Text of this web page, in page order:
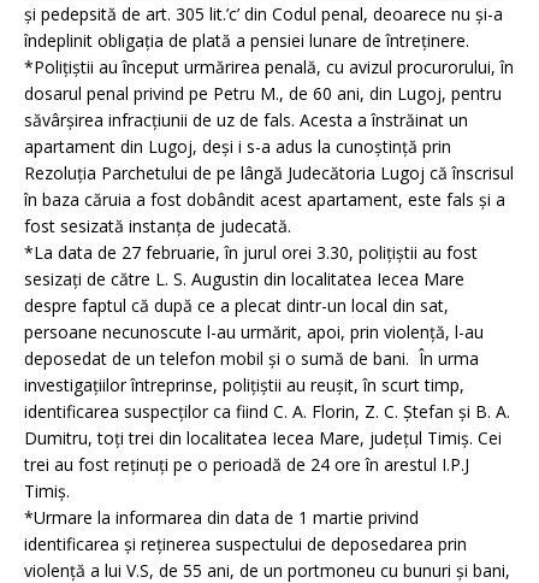
şi pedepsită de art. 305 lit.’c’ din Codul penal, deoarece nu şi-a
îndeplinit obligaţia de plată a pensiei lunare de întreţinere.
*Poliţiştii au început urmărirea penală, cu avizul procurorului, în
dosarul penal privind pe Petru M., de 60 ani, din Lugoj, pentru
săvârşirea infracţiunii de uz de fals. Acesta a înstrăinat un
apartament din Lugoj, deşi i s-a adus la cunoştinţă prin
Rezoluţia Parchetului de pe lângă Judecătoria Lugoj că înscrisul
în baza căruia a fost dobândit acest apartament, este fals şi a
fost sesizată instanţa de judecată.
*La data de 27 februarie, în jurul orei 3.30, poliţiştii au fost
sesizaţi de către L. S. Augustin din localitatea Iecea Mare
despre faptul că după ce a plecat dintr-un local din sat,
persoane necunoscute l-au urmărit, apoi, prin violenţă, l-au
deposedat de un telefon mobil şi o sumă de bani. În urma
investigaţiilor întreprinse, poliţiştii au reuşit, în scurt timp,
identificarea suspecţilor ca fiind C. A. Florin, Z. C. Ştefan şi B. A.
Dumitru, toţi trei din localitatea Iecea Mare, judeţul Timiş. Cei
trei au fost reţinuţi pe o perioadă de 24 ore în arestul I.P.J
Timiş.
*Urmare la informarea din data de 1 martie privind
identificarea şi reţinerea suspectului de deposedarea prin
violenţă a lui V.S, de 55 ani, de un portmoneu cu bunuri şi bani,